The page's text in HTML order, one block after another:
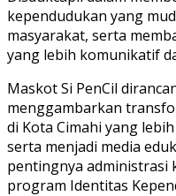
kependudukan yang
masyarakat, serta
yang lebih komunikatif
Maskot Si PenCil
menggambarkan
di Kota Cimahi yang
serta menjadi media
pentingnya administrasi
program Identitas